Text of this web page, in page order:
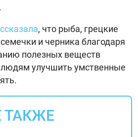
, что рыба, грецкие
и черника благодаря
полезных веществ
улучшить умственные
ТАКЖЕ